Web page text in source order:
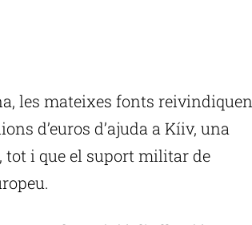
les mateixes fonts reivindiquen
d’euros d’ajuda a Kíiv, una
i que el suport militar de